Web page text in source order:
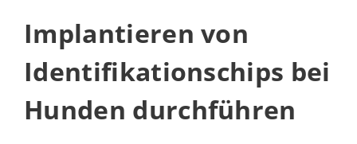
Implantieren von
Identifikationschips bei
Hunden durchführen